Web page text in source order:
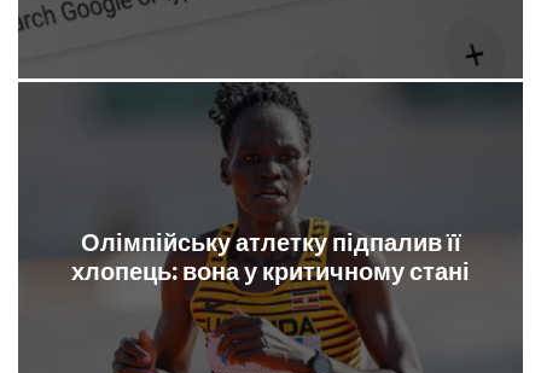
Олімпійську атлетку підпалив її
хлопець: вона у критичному стані